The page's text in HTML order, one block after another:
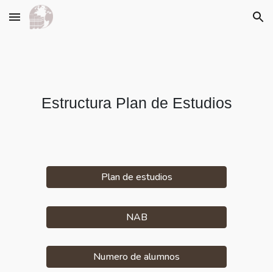
Skip to main content Skip to navigation
Estructura Plan de Estudios
Plan de estudios
NAB
Numero de alumnos